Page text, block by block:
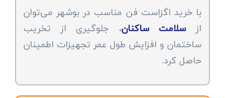
با خرید اگزاست فن مناسب در بوشهر می‌توان
ازسلامت ساکنان، جلوگیری از تخریب
ساختمان و افزایش طول عمر تجهیزات اطمینان
حاصل کرد.